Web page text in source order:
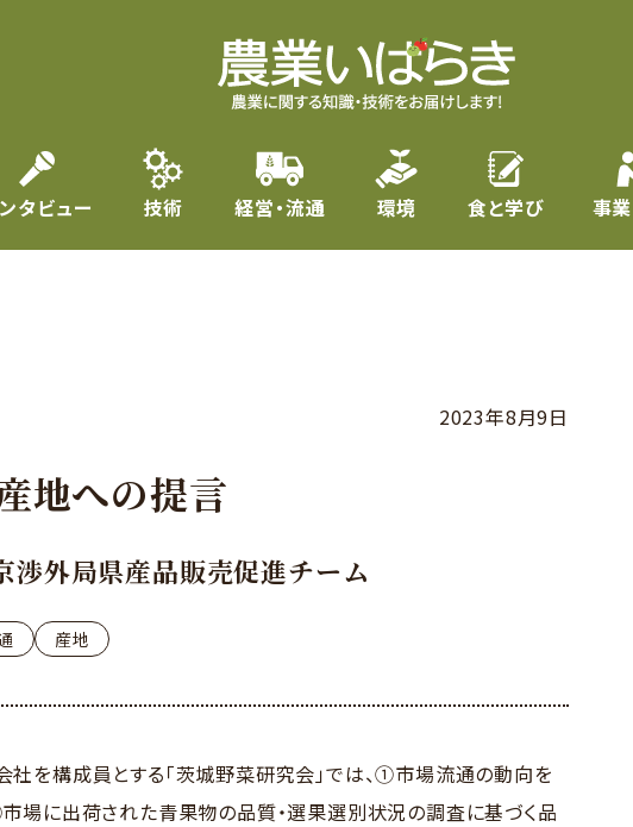
タビュー 技術 経営・流通 環境 食と学び 事
2023年8月9日
地への提言
渉外局県産品販売促進チーム
産地
を構成員とする「茨城野菜研究会」では、①市場流通の動向を
場に出荷された青果物の品質・選果選別状況の調査に基づく品